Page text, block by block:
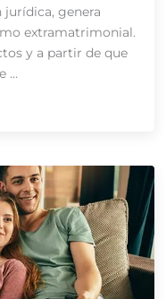
jurídica, genera
extramatrimonial.
y a partir de que
...